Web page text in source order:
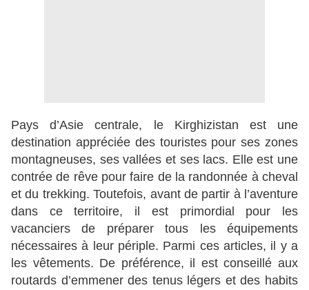
Pays d’Asie centrale, le Kirghizistan est une
destination appréciée des touristes pour ses zones
montagneuses, ses vallées et ses lacs. Elle est une
contrée de rêve pour faire de la randonnée à cheval
et du trekking. Toutefois, avant de partir à l’aventure
dans ce territoire, il est primordial pour les
vacanciers de préparer tous les équipements
nécessaires à leur périple. Parmi ces articles, il y a
les vêtements. De préférence, il est conseillé aux
routards d’emmener des tenus légers et des habits